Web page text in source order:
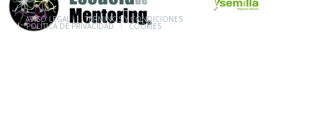
© ESCUELA DE MENTORING 2015
AVISO LEGAL TÉRMINOS Y CONDICIONES
POLÍTICA DE PRIVACIDAD COOKIES